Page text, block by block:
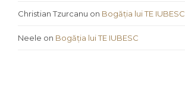
Christian Tzurcanu on Bogăția lui TE IUBESC
Neele on Bogăția lui TE IUBESC